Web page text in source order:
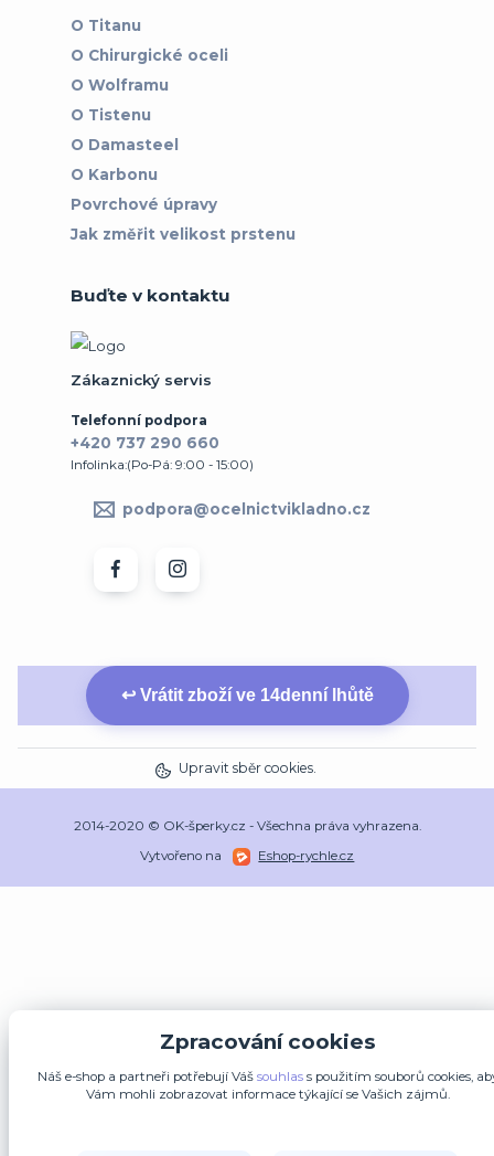
O Titanu
O Chirurgické oceli
O Wolframu
O Tistenu
O Damasteel
O Karbonu
Povrchové úpravy
Jak změřit velikost prstenu
Buďte v kontaktu
Zákaznický servis
Telefonní podpora
+420 737 290 660
Infolinka:(Po-Pá: 9:00 - 15:00)
podpora@ocelnictvikladno.cz
↩ Vrátit zboží ve 14denní lhůtě
Upravit sběr cookies.
2014-2020 © OK-šperky.cz - Všechna práva vyhrazena.
Vytvořeno na
Eshop-rychle.cz
Zpracování cookies
Náš e-shop a partneři potřebují Váš souhlass použitím souborů cookies,
Vám mohli zobrazovat informace týkající se Vašich zájmů.